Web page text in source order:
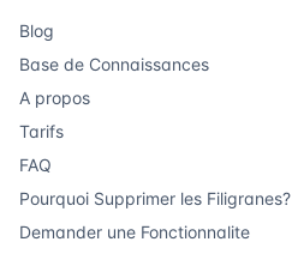
Blog
Base de Connaissances
A propos
Tarifs
FAQ
Pourquoi Supprimer les Filigranes?
Demander une Fonctionnalite